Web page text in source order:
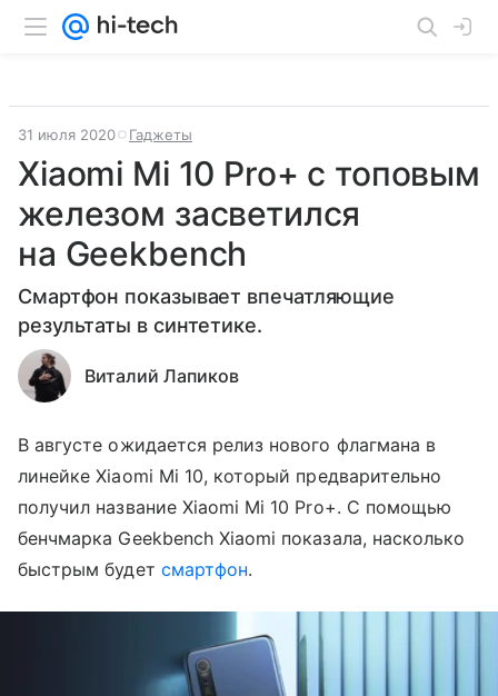
31 июля 2020 Гаджеты
Xiaomi Mi 10 Pro+ с топовым
железом засветился
на Geekbench
Смартфон показывает впечатляющие
результаты в синтетике.
Виталий Лапиков
В августе ожидается релиз нового флагмана в
линейке Xiaomi Mi 10, который предварительно
получил название Xiaomi Mi 10 Pro+. С помощью
бенчмарка Geekbench Xiaomi показала, насколько
быстрым будет смартфон.